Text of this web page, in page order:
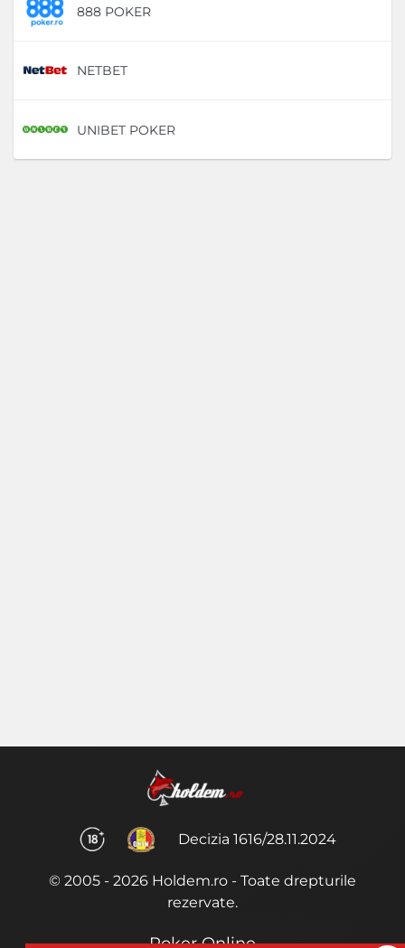
888 POKER
NETBET
UNIBET POKER
Decizia 1616/28.11.2024
© 2005 - 2026 Holdem.ro - Toate drepturile
rezervate.
Poker Online